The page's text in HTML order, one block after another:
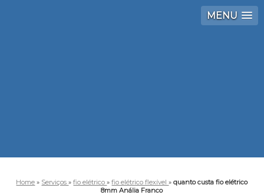
MENU
Home » Serviços»fio elétrico»fio elétrico flexível»quanto custa fio elétrico
8mm Anália Franco